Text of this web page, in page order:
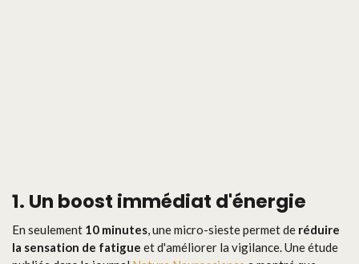
1. Un boost immédiat d'énergie
En seulement 10 minutes, une micro-sieste permet de réduire
la sensation de fatigue et d'améliorer la vigilance. Une étude